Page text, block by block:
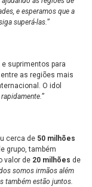
e esperamos que a
superá-las.”
e suprimentos para
as regiões mais
O idol
”
cerca de 50 milhões
grupo, também
valor de 20 milhões de
somos irmãos além
também estão juntos.